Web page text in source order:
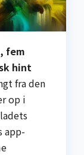
fem
hint
fra den
op i
app-